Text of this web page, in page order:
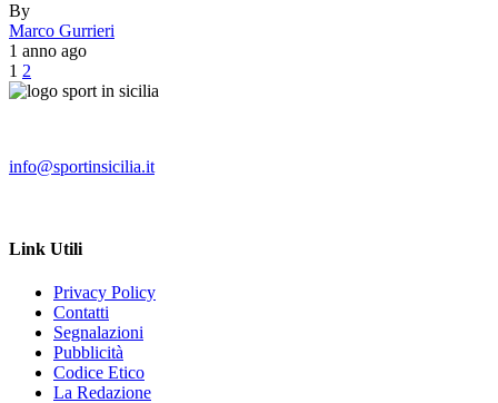
By
Marco Gurrieri
1 anno ago
1 2
info@sportinsicilia.it
Link Utili
Privacy Policy
Contatti
Segnalazioni
Pubblicità
Codice Etico
La Redazione